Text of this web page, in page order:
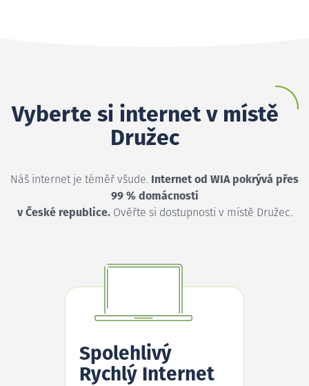
Vyberte si internet v místě
Družec
Náš internet je téměř všude. Internet od WIA pokrývá přes
99 % domácností
v České republice.Ověřte si dostupnosti v místě Družec.
Spolehlivý
Rychlý Internet